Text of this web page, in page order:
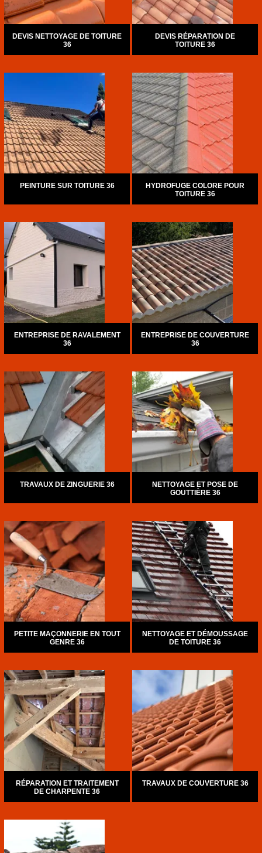
DEVIS NETTOYAGE DE TOITURE
36
DEVIS RÉPARATION DE
TOITURE 36
PEINTURE SUR TOITURE 36
HYDROFUGE COLORE POUR
TOITURE 36
ENTREPRISE DE RAVALEMENT
36
ENTREPRISE DE COUVERTURE
36
TRAVAUX DE ZINGUERIE 36
NETTOYAGE ET POSE DE
GOUTTIÈRE 36
PETITE MAÇONNERIE EN TOUT
GENRE 36
NETTOYAGE ET DÉMOUSSAGE
DE TOITURE 36
RÉPARATION ET TRAITEMENT
DE CHARPENTE 36
TRAVAUX DE COUVERTURE 36